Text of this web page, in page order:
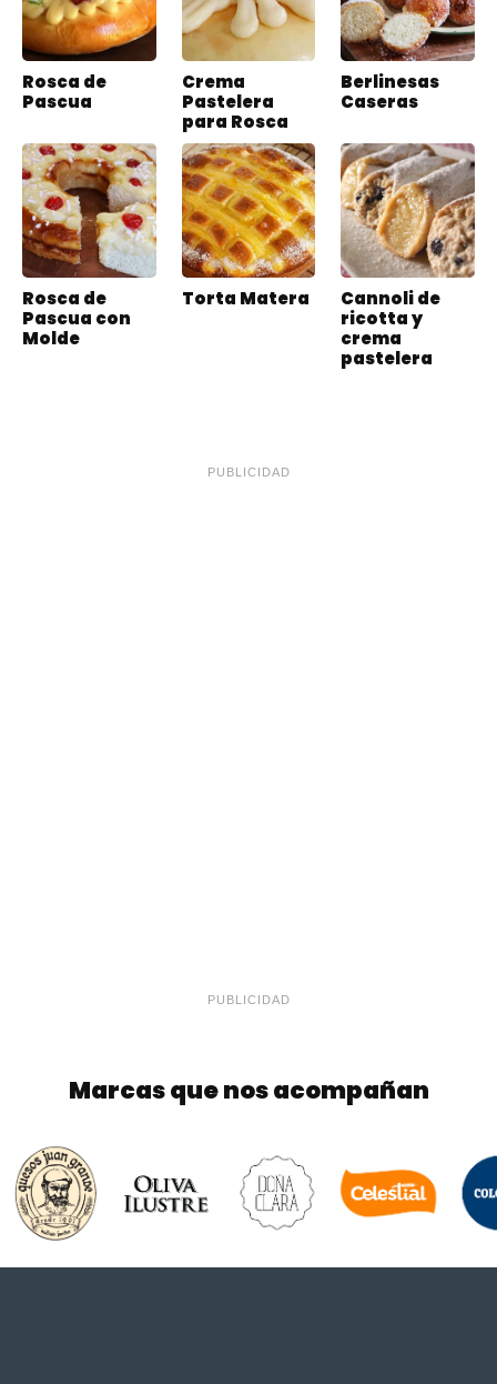
Rosca de
Pascua
Crema
Pastelera
para Rosca
Berlinesas
Caseras
Rosca de
Pascua con
Molde
Torta Matera
Cannoli de
ricotta y
crema
pastelera
PUBLICIDAD
PUBLICIDAD
Marcas que nos acompañan